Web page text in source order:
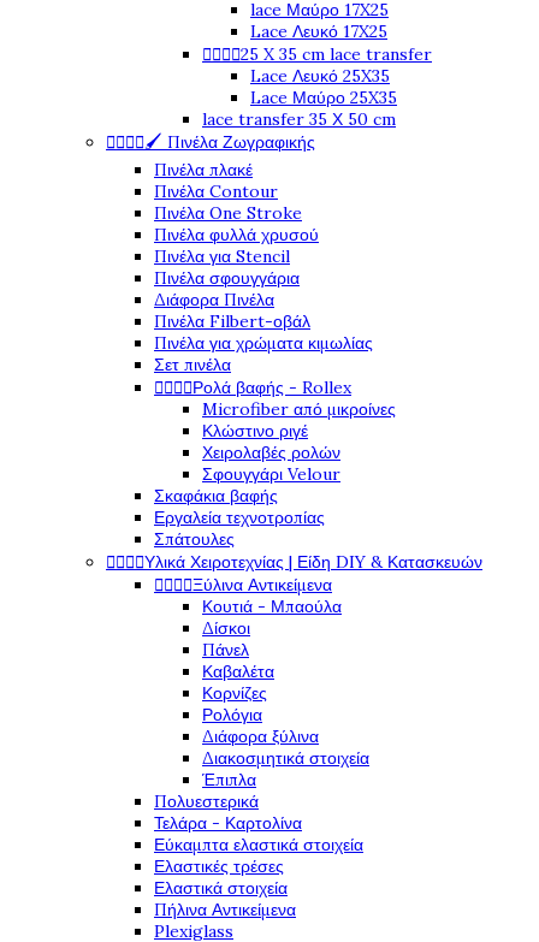
lace Μαύρο 17X25
Lace Λευκό 17X25
25 X 35 cm lace transfer
Lace Λευκό 25X35
Lace Μαύρο 25X35
lace transfer 35 Χ 50 cm
🖌️ Πινέλα Ζωγραφικής
Πινέλα πλακέ
Πινέλα Contour
Πινέλα One Stroke
Πινέλα φυλλά χρυσού
Πινέλα για Stencil
Πινέλα σφουγγάρια
Διάφορα Πινέλα
Πινέλα Filbert-οβάλ
Πινέλα για χρώματα κιμωλίας
Σετ πινέλα
Ρολά βαφής - Rollex
Microfiber από μικροίνες
Κλώστινο ριγέ
Χειρολαβές ρολών
Σφουγγάρι Velour
Σκαφάκια βαφής
Εργαλεία τεχνοτροπίας
Σπάτουλες
Υλικά Χειροτεχνίας | Είδη DIY & Κατασκευών
Ξύλινα Αντικείμενα
Κουτιά - Μπαούλα
Δίσκοι
Πάνελ
Καβαλέτα
Κορνίζες
Ρολόγια
Διάφορα ξύλινα
Διακοσμητικά στοιχεία
Έπιπλα
Πολυεστερικά
Τελάρα - Καρτολίνα
Εύκαμπτα ελαστικά στοιχεία
Ελαστικές τρέσες
Ελαστικά στοιχεία
Πήλινα Αντικείμενα
Plexiglass